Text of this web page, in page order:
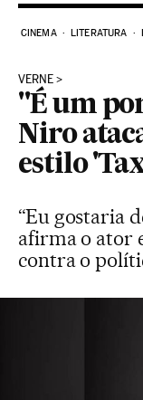
CINEMA LITERATURA
VERNE
"É um
Niro
estilo
“Eu gostaria
afirma o ator
contra o